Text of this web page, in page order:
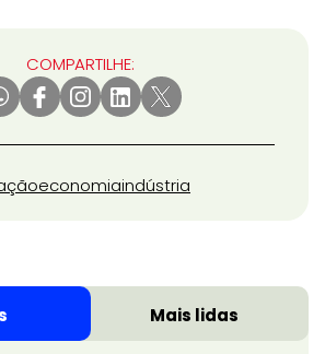
COMPARTILHE:
economiaindústria
Mais lidas